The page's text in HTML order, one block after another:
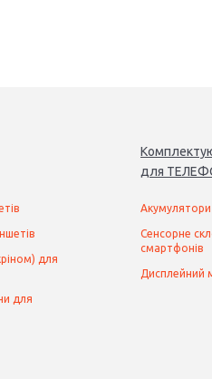
для
для
для
Сенсорне
смартфонів
Дисплейний